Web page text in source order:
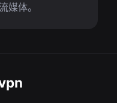
媒体。